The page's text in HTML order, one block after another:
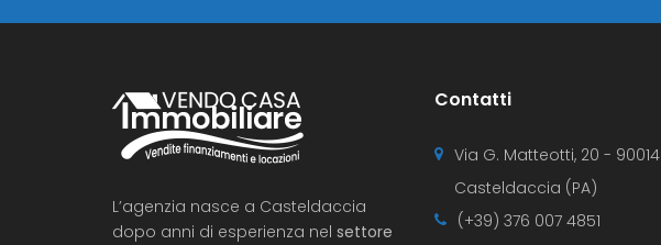
L’agenzia nasce a Casteldaccia
dopo anni di esperienza nel settore
Contatti
Via G. Matteotti, 20 - 90014
Casteldaccia (PA)
(+39) 376 007 4851